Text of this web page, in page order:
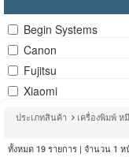
Begin Systems
Canon
Fujitsu
Xiaomi
ประเภทสินค้า เครื่องพิมพ์
ทั้งหมด 19 รายการ | จำนวน 1 ห